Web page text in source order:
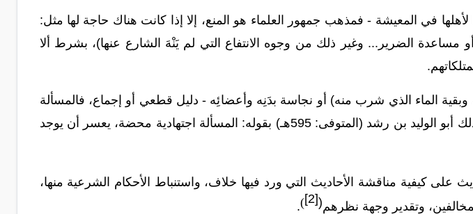
لأهلها في المعيشة - فمذهب جمهور العلماء هو المنع، إلا إذا كانت هناك حاجة لها مثل:
مساعدة الضرير... وغير ذلك من وجوه الانتفاع التي لم يَنْهَ الشارع عنها)، بشرط ألا
الماء الذي شرب منه) أو نجاسة بدَنِه وأعضائِه - دليل قطعي أو إجماع، فالمسألة
محل اجتهاد، والخلاف فيها سائغ وقديم، وقد عبَّر عن ذلك أبو الوليد بن رشد (المتوفى: 595هـ) بقوله: المسألة اجتهادية محضة، يعسر أن يوجد
كيفية مناقشة الأحاديث التي ورد فيها خلاف، واستنباط الأحكام الشرعية منها،
وتقدير وجهة نظرهم(
[2]
)
.